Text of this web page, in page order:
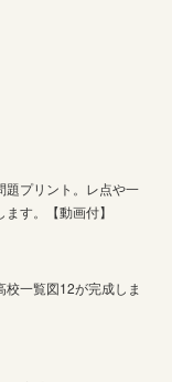
題プリント。レ点や一
す。【動画付】
校一覧図12が完成しま